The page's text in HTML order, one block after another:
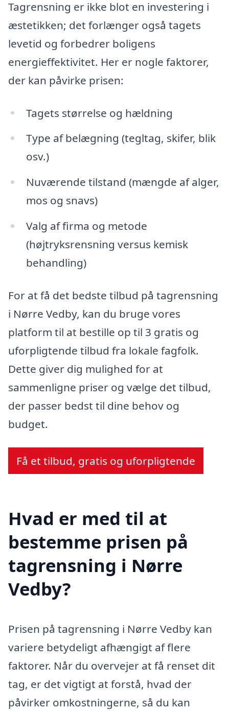
Tagrensning er ikke blot en investering i
æstetikken; det forlænger også tagets
levetid og forbedrer boligens
energieffektivitet. Her er nogle faktorer,
der kan påvirke prisen:
Tagets størrelse og hældning
Type af belægning (tegltag, skifer, blik
osv.)
Nuværende tilstand (mængde af alger,
mos og snavs)
Valg af firma og metode
(højtryksrensning versus kemisk
behandling)
For at få det bedste tilbud på tagrensning
i Nørre Vedby, kan du bruge vores
platform til at bestille op til 3 gratis og
uforpligtende tilbud fra lokale fagfolk.
Dette giver dig mulighed for at
sammenligne priser og vælge det tilbud,
der passer bedst til dine behov og
budget.
Få et tilbud, gratis og uforpligtende
Hvad er med til at
bestemme prisen på
tagrensning i Nørre
Vedby?
Prisen på tagrensning i Nørre Vedby kan
variere betydeligt afhængigt af flere
faktorer. Når du overvejer at få renset dit
tag, er det vigtigt at forstå, hvad der
påvirker omkostningerne, så du kan